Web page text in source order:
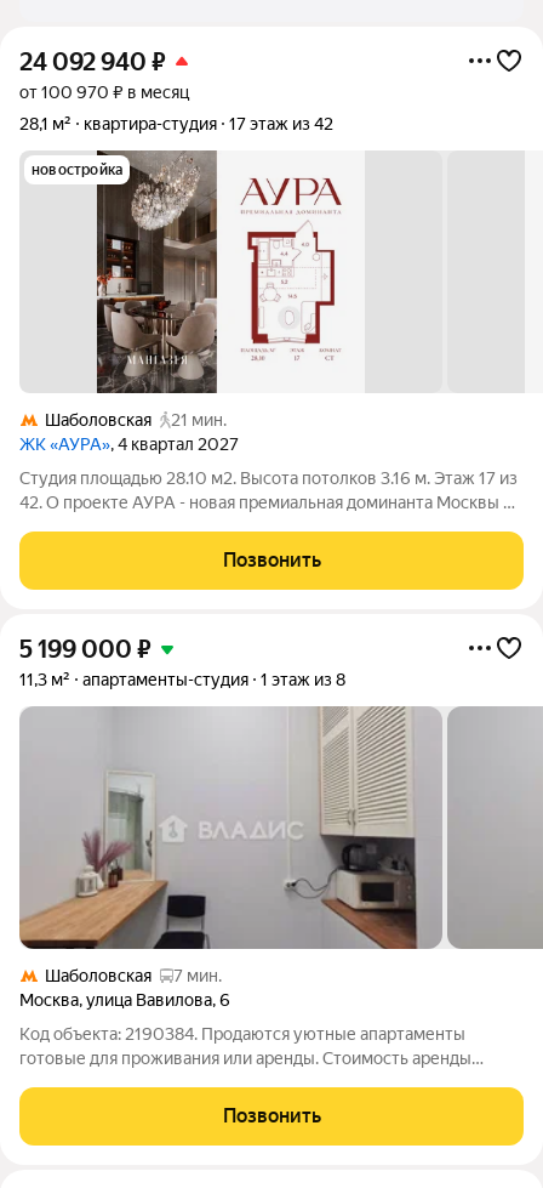
24 092 940 ₽
от 100 970 ₽ в месяц
28,1 м²
квартира-студия 17 этаж из 42
новостройка
Шаболовская
21 мин.
ЖК «АУРА», 4 квартал 2027
Студия площадью 28.10 м2. Высота потолков 3.16 м. Этаж 17 из
42. О проекте АУРА - новая премиальная доминанта Москвы в
Бронзовой башни и 41-этажной Серебряной. Рядом
расположены набережная
Позвонить
5 199 000 ₽
11,3 м² апартаменты-студия 1 этаж из 8
Шаболовская
7 мин.
Москва,улица Вавилова,6
Код объекта: 2190384. Продаются уютные апартаменты
готовые для проживания или аренды. Стоимость аренды
собственника. Высокие потолки 3.5 метра создают ощущение
простора и света. Апартаменты расположены на
Позвонить